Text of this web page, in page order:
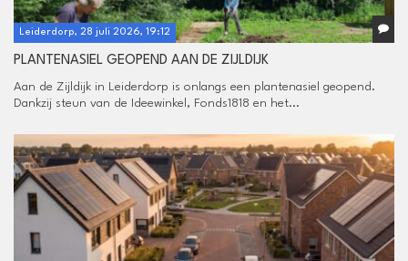
Leiderdorp, 28 juli 2026, 19:12
PLANTENASIEL GEOPEND AAN DE ZIJLDIJK
Aan de Zijldijk in Leiderdorp is onlangs een plantenasiel geopend.
Dankzij steun van de Ideewinkel, Fonds1818 en het...